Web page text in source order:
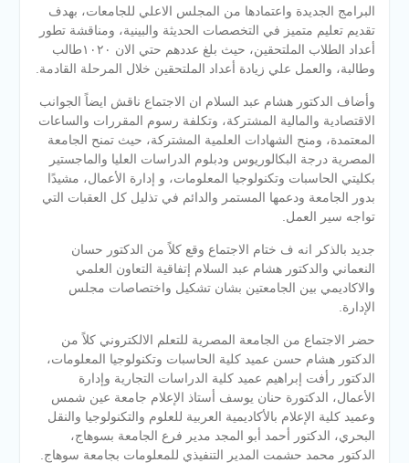
البرامج الجديدة واعتمادها من المجلس الاعلي للجامعات، بهدف
تقديم تعليم متميز في التخصصات الحديثة والبينية، ومناقشة تطور
أعداد الطلاب الملتحقين، حيث بلغ عددهم حتي الان ١٠٢٠طالب
وطالبة، والعمل علي زيادة أعداد الملتحقين خلال المرحلة القادمة.
وأضاف الدكتور هشام عبد السلام ان الاجتماع ناقش ايضاً الجوانب
الاقتصادية والمالية المشتركة، وتكلفة رسوم المقررات والساعات
المعتمدة، ومنح الشهادات العلمية المشتركة، حيث تمنح الجامعة
المصرية درجة البكالوريوس ودبلوم الدراسات العليا والماجستير
بكليتي الحاسبات وتكنولوجيا المعلومات، و إدارة الأعمال، مشيدًا
بدور الجامعة ودعمها المستمر والدائم في تذليل كل العقبات التي
تواجه سير العمل.
جديد بالذكر انه ف ختام الاجتماع وقع كلاً من الدكتور حسان
النعماني والدكتور هشام عبد السلام إتفاقية التعاون العلمي
والاكاديمي بين الجامعتين بشان تشكيل واختصاصات مجلس
الإدارة.
حضر الاجتماع من الجامعة المصرية للتعلم الالكتروني كلاً من
الدكتور هشام حسن عميد كلية الحاسبات وتكنولوجيا المعلومات،
الدكتور رأفت إبراهيم عميد كلية الدراسات التجارية وإدارة
الأعمال، الدكتورة حنان يوسف أستاذ الإعلام جامعة عين شمس
وعميد كلية الإعلام بالأكاديمية العربية للعلوم والتكنولوجيا والنقل
البحري، الدكتور أحمد أبو المجد مدير فرع الجامعة بسوهاج،
الدكتور محمد حشمت المدير التنفيذي للمعلومات بجامعة سوهاج.